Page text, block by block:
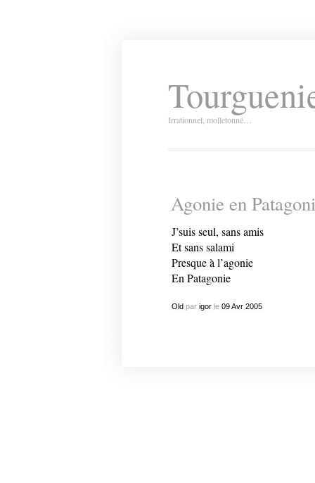
Irrationnel, molletonné…
Agonie en
J’suis seul, sans amis
Etsans salami
Presque à l’agonie
En Patagonie
Oldpar igorle 09 Avr 2005